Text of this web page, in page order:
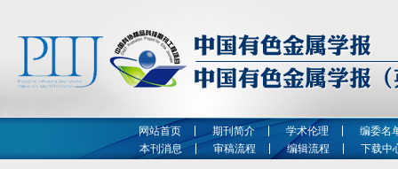
网站首页 期刊简介 学术伦理
编委名
本刊消息
审稿流程 编辑流程 下载中